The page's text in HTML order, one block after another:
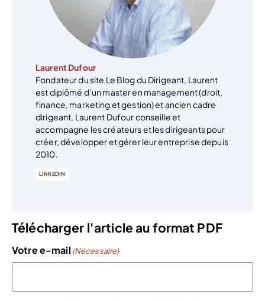
Laurent Dufour
Fondateur du site Le Blog du Dirigeant, Laurent
est diplômé d’un master en management (droit,
finance, marketing et gestion) et ancien cadre
dirigeant, Laurent Dufour conseille et
accompagne les créateurs et les dirigeants pour
créer, développer et gérer leur entreprise depuis
2010.
LINKEDIN
Télécharger l'article au format PDF
Votre e-mail (Nécessaire)